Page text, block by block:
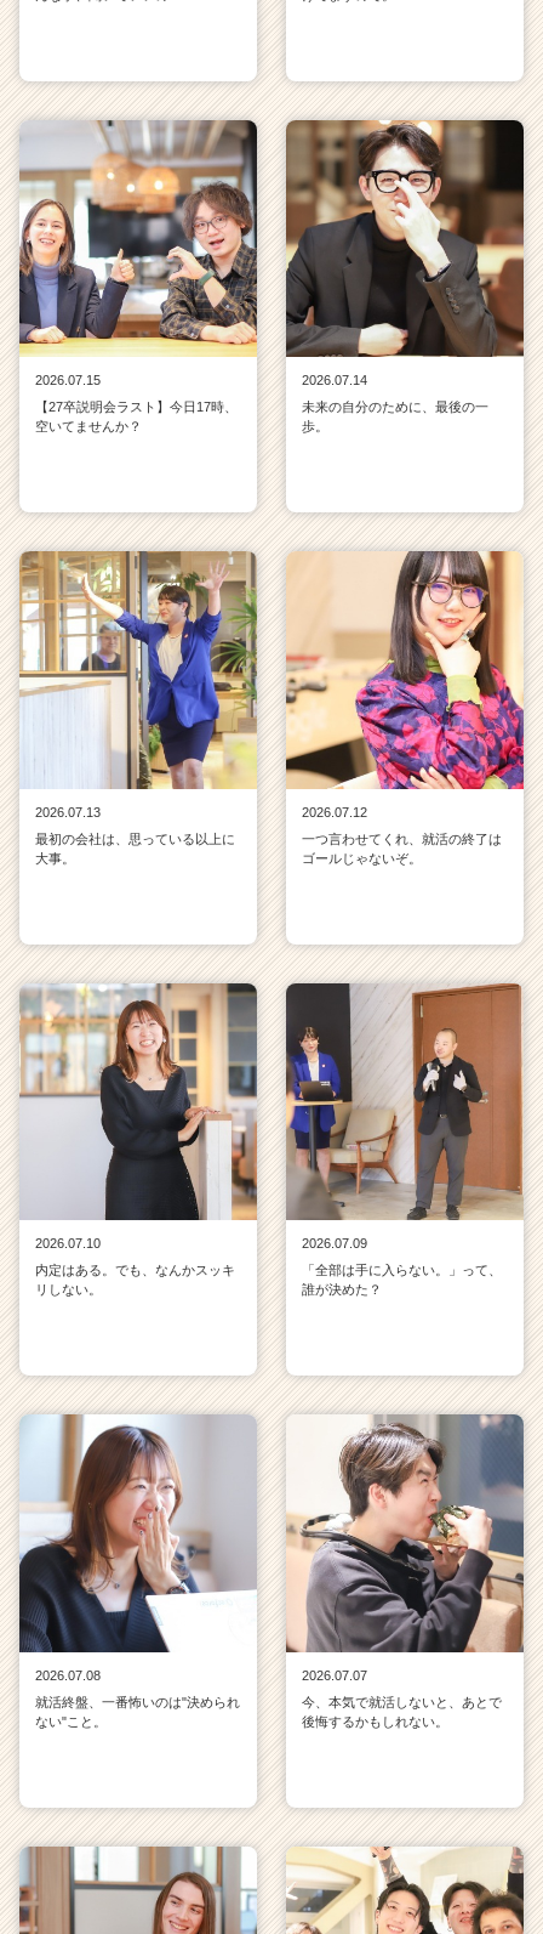
2026.07.15
【27卒説明会ラスト】今日17時、
空いてませんか？
2026.07.14
未来の自分のために、最後の一
歩。
2026.07.13
最初の会社は、思っている以上に
大事。
2026.07.12
一つ言わせてくれ、就活の終了は
ゴールじゃないぞ。
2026.07.10
内定はある。でも、なんかスッキ
リしない。
2026.07.09
「全部は手に入らない。」って、
誰が決めた？
2026.07.08
就活終盤、一番怖いのは"決められ
ない"こと。
2026.07.07
今、本気で就活しないと、あとで
後悔するかもしれない。